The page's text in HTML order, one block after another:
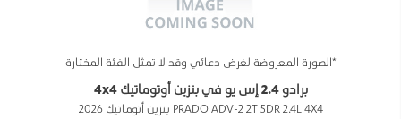
*الصورة المعروضة لغرض دعائي وقد لا تمثل الفئة المختارة
برادو 2.4 إس يو في بنزين أوتوماتيك 4x4
PRADO ADV-2 2T 5DR 2.4L 4X4 بنزين أتوماتيك 2026